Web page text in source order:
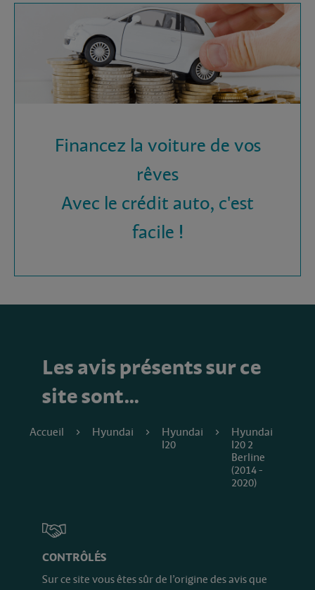
Financez la voiture de vos
rêves
Avec le crédit auto, c'est
facile !
Les avis présents sur ce
site sont…
Accueil Hyundai
Hyundai
I20
Hyundai
I20 2
Berline
(2014 -
2020)
CONTRÔLÉS
Sur ce site vous êtes sûr de l’origine des avis que